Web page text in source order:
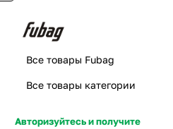
Все товары Fubag
Все товары категории
Авторизуйтесь и получите